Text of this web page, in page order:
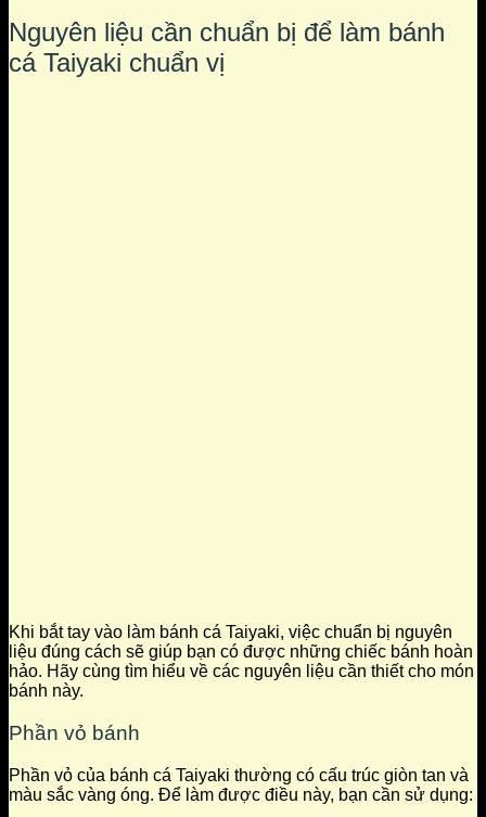
Nguyên liệu cần chuẩn bị để làm bánh
cá Taiyaki chuẩn vị
Khi bắt tay vào làm bánh cá Taiyaki, việc chuẩn bị nguyên
liệu đúng cách sẽ giúp bạn có được những chiếc bánh hoàn
hảo. Hãy cùng tìm hiểu về các nguyên liệu cần thiết cho món
bánh này.
Phần vỏ bánh
Phần vỏ của bánh cá Taiyaki thường có cấu trúc giòn tan và
màu sắc vàng óng. Để làm được điều này, bạn cần sử dụng: